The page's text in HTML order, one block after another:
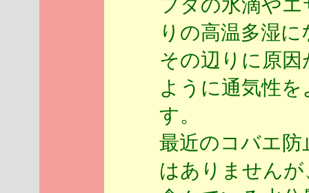
フタの水滴や
りの高温多湿
その辺りに原
ように通気性
す。
最近のコバエ
はありません